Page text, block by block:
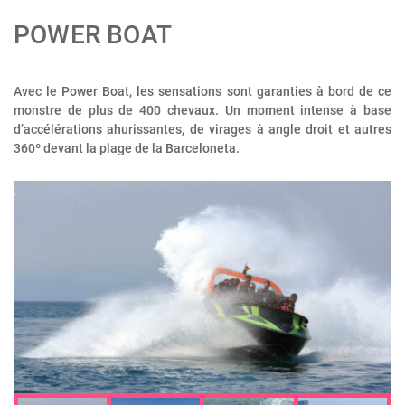
POWER BOAT
Avec le Power Boat, les sensations sont garanties à bord de ce
monstre de plus de 400 chevaux. Un moment intense à base
d’accélérations ahurissantes, de virages à angle droit et autres
360º devant la plage de la Barceloneta.
;